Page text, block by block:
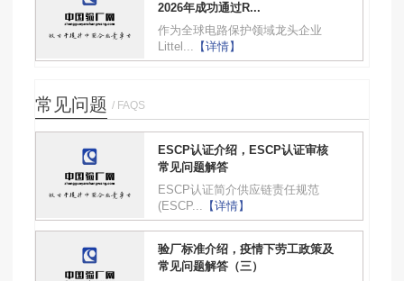
2026年成功通过R...
作为全球电路保护领域龙头企业
Littel... 【详情】
常见问题 / FAQS
ESCP认证介绍，ESCP认证审核
常见问题解答
ESCP认证简介供应链责任规范
(ESCP... 【详情】
验厂标准介绍，疫情下劳工政策及
常见问题解答（三）